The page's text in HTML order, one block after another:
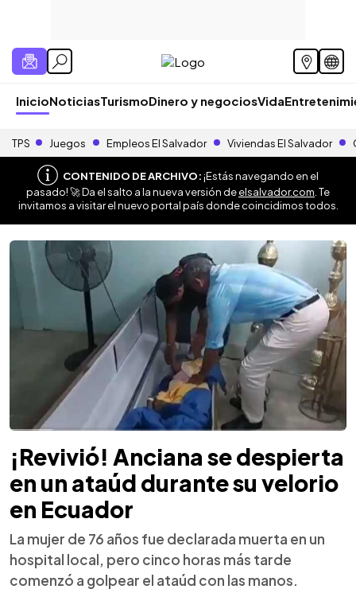
InicioNoticiasTurismoDinero y negociosVida
TPS Juegos Empleos El Salvador Viviendas El Salvador
CONTENIDO DE ARCHIVO:¡Estás navegando en el
pasado! 🚀 Da el salto a la nueva versión deelsalvador.com . Te
invitamos a visitar el nuevo portal país donde coincidimos todos.
¡Revivió! Anciana se despierta
en un ataúd durante su velorio
en Ecuador
La mujer de 76 años fue declarada muerta en un
hospital local, pero cinco horas más tarde
comenzó a golpear el ataúd con las manos.